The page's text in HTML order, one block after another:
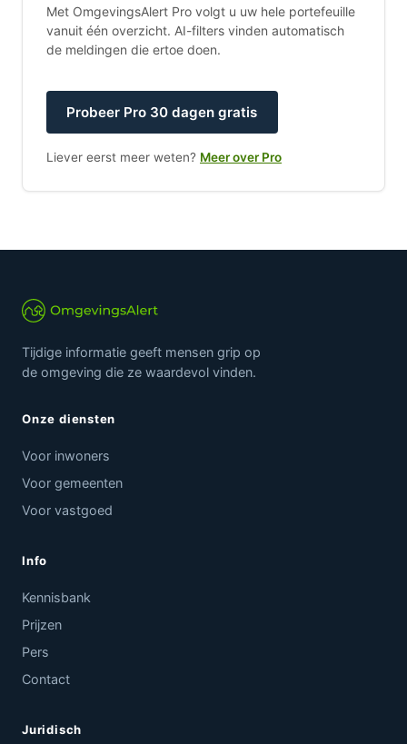
Met OmgevingsAlert Pro volgt u uw hele portefeuille
vanuit één overzicht. AI-filters vinden automatisch
de meldingen die ertoe doen.
Probeer Pro 30 dagen gratis
Liever eerst meer weten? Meer over Pro
Tijdige informatie geeft mensen grip op
de omgeving die ze waardevol vinden.
Onze diensten
Voor inwoners
Voor gemeenten
Voor vastgoed
Info
Kennisbank
Prijzen
Pers
Contact
Juridisch